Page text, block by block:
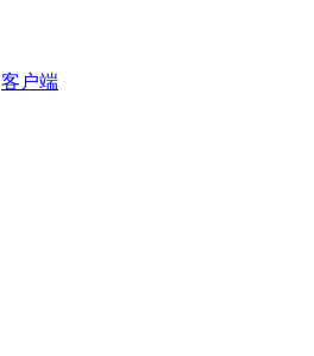
客户端